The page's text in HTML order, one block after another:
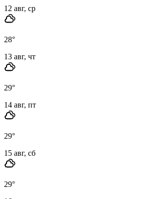
12 авг, ср
28°
13 авг, чт
29°
14 авг, пт
29°
15 авг, сб
29°